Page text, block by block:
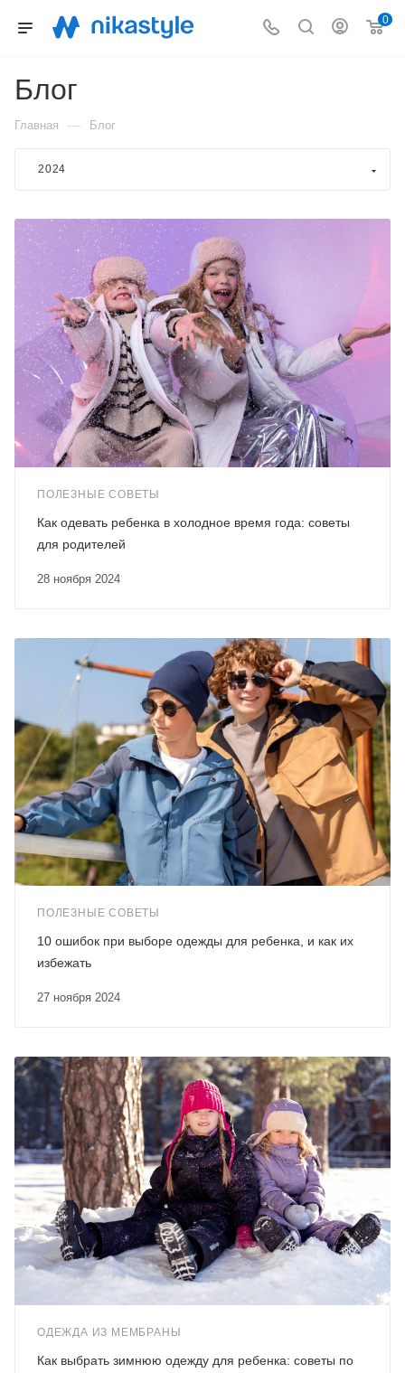
0
Блог
Главная — Блог
2024
ПОЛЕЗНЫЕ СОВЕТЫ
28 ноября 2024
Как одевать ребенка в холодное время года: советы
для родителей
ПОЛЕЗНЫЕ СОВЕТЫ
27 ноября 2024
10 ошибок при выборе одежды для ребенка, и как их
избежать
ОДЕЖДА ИЗ МЕМБРАНЫ
Как выбрать зимнюю одежду для ребенка: советы по